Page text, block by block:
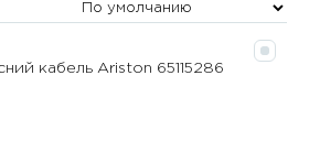
кабель Ariston 65115286